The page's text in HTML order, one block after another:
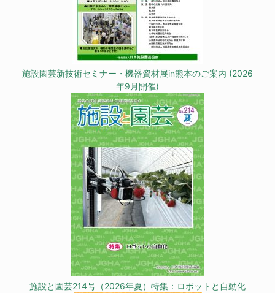
施設園芸新技術セミナー・機器資材展in熊本のご案内 (2026
年9月開催)
施設と園芸214号（2026年夏）特集：ロボットと自動化